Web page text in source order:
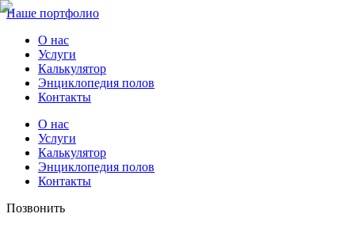
Наше портфолио
О нас
Услуги
Калькулятор
Энциклопедия полов
Контакты
О нас
Услуги
Калькулятор
Энциклопедия полов
Контакты
Позвонить